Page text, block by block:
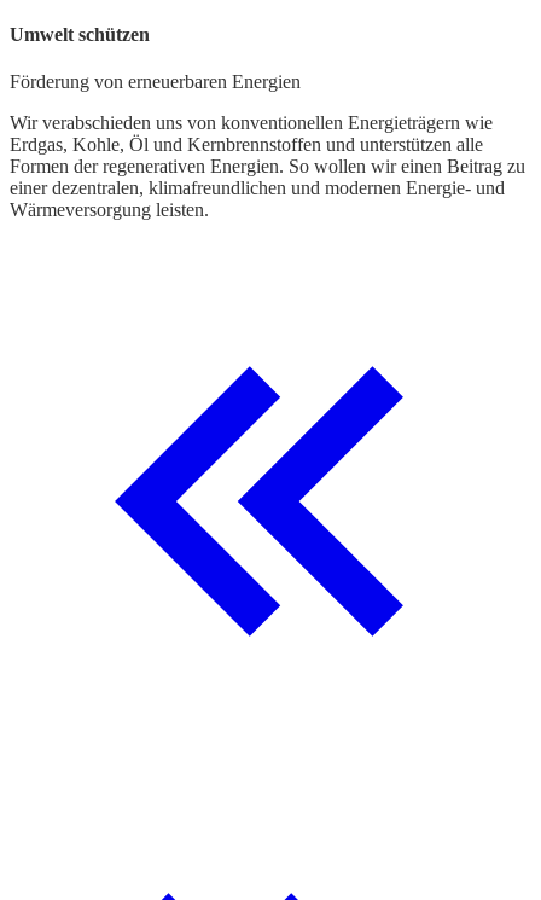
Umwelt schützen
Förderung von erneuerbaren Energien
Wir verabschieden uns von konventionellen Energieträgern wie
Erdgas, Kohle, Öl und Kernbrennstoffen und unterstützen alle
Formen der regenerativen Energien. So wollen wir einen Beitrag zu
einer dezentralen, klimafreundlichen und modernen Energie- und
Wärmeversorgung leisten.